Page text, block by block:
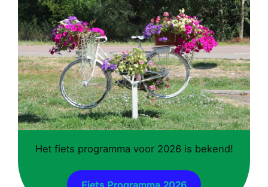
Het fiets programma voor 2026 is bekend!